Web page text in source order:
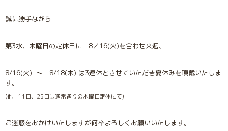
誠に勝手ながら
第3水、木曜日の定休日に 8／16(火)を合わせ来週、
8/16(火) 〜 8/18(木) は3連休とさせていただき夏休みを頂戴いたしま
す。
(他 11日、25日は通常通りの木曜日定休にて)
ご迷惑をおかけいたしますが何卒よろしくお願いいたします。